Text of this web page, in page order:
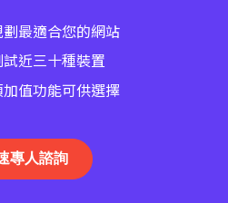
最適合您的網站
近三十種裝置
值功能可供選擇
專人諮詢